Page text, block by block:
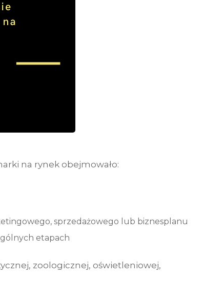
na rynek obejmowało:
sprzedażowego lub biznesplanu
etapach
zoologicznej, oświetleniowej,